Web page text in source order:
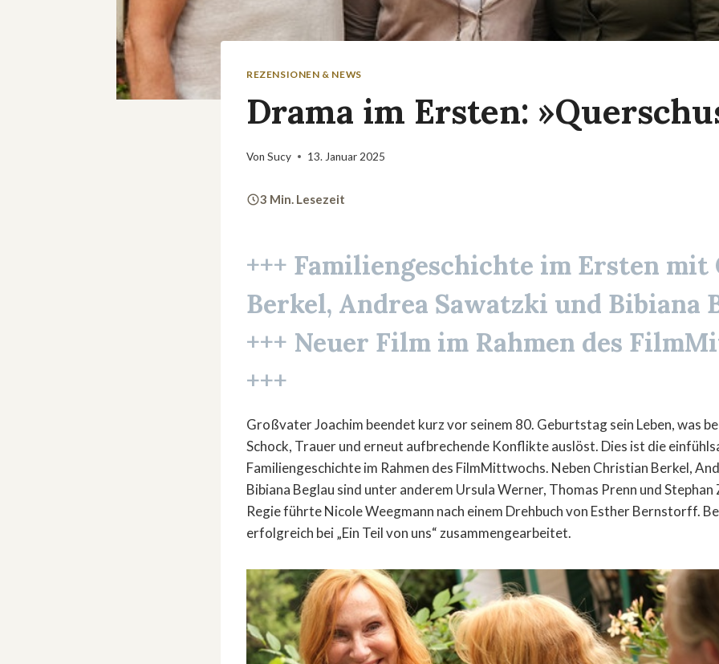
REZENSIONEN & NEWS
Drama im Ersten:
Von Sucy 13. Januar 2025
3 Min. Lesezeit
+++ Familiengeschichte im Ersten
Berkel, Andrea Sawatzki und Bibiana
+++ Neuer Film im Rahmen des
+++
Großvater Joachim beendet kurz vor seinem 80. Geburtstag sein Leben, was
Schock, Trauer und erneut aufbrechende Konflikte auslöst. Dies ist die
Familiengeschichte im Rahmen des FilmMittwochs. Neben Christian Berkel,
Bibiana Beglau sind unter anderem Ursula Werner, Thomas Prenn und Stephan
Regie führte Nicole Weegmann nach einem Drehbuch von Esther Bernstorff.
erfolgreich bei „Ein Teil von uns“ zusammengearbeitet.